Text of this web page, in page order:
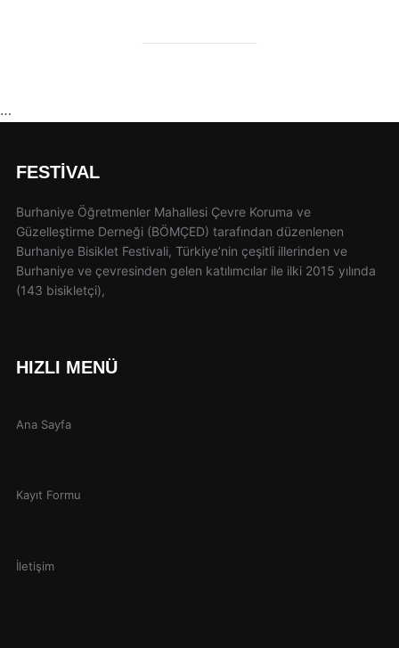
…
FESTIVAL
Burhaniye Öğretmenler Mahallesi Çevre Koruma ve
Güzelleştirme Derneği (BÖMÇED) tarafından düzenlenen
Burhaniye Bisiklet Festivali, Türkiye’nin çeşitli illerinden ve
Burhaniye ve çevresinden gelen katılımcılar ile ilki 2015 yılında
(143 bisikletçi),
HIZLI MENÜ
Ana Sayfa
Kayıt Formu
İletişim